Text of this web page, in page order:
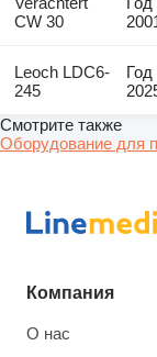
CW 30
Leoch LDC6-
245
Год
Смотрите также
Оборудование для
Компания
О нас